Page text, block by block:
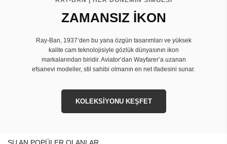
ZAMANSIZ İKON
Ray-Ban, 1937’den bu yana özgün tasarımları ve yüksek
kalite cam teknolojisiyle gözlük dünyasının ikon
markalarından biridir. Aviator’dan Wayfarer’a uzanan
efsanevi modeller, stil sahibi olmanın en net ifadesini sunar.
KOLEKSİYONU KEŞFET
ŞU AN POPÜLER OLANLAR